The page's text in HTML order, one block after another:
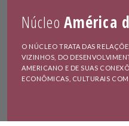
Núcleo América
O NÚCLEO TRATA DAS
VIZINHOS, DO
AMERICANO E DE SUAS
ECONÔMICAS, CULTURAIS